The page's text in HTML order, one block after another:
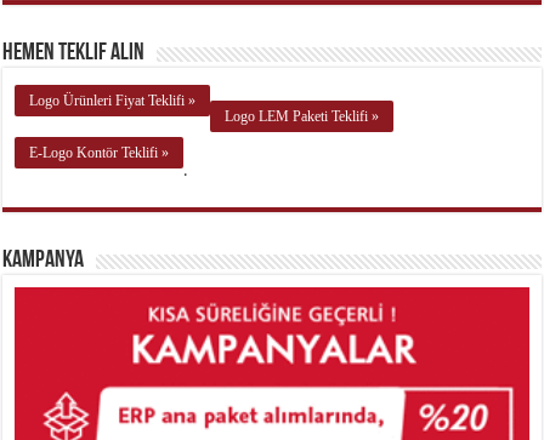
Hemen Teklif Alın
Logo Ürünleri Fiyat Teklifi »
Logo LEM Paketi Teklifi »
E-Logo Kontör Teklifi »
.
Kampanya